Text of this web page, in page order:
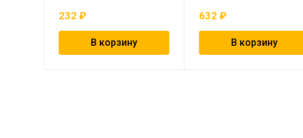
232 ₽
В корзину
632₽
В корзину